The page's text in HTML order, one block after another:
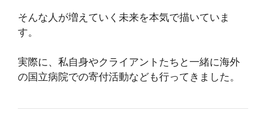
そんな人が増えていく未来を本気で描いていま
す。
実際に、私自身やクライアントたちと一緒に海外
の国立病院での寄付活動なども行ってきました。